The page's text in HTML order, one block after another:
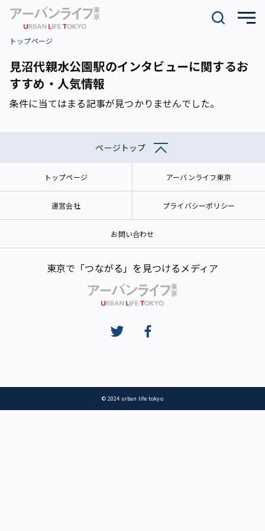
トップページ
見沼代親水公園駅のインタビューに関するお
すすめ・人気情報
条件に当てはまる記事が見つかりませんでした。
ページトップ
トップページ アーバンライフ東京
運営会社 プライバシーポリシー
お問い合わせ
東京で「つながる」を見つけるメディア
© 2024 urban life tokyo